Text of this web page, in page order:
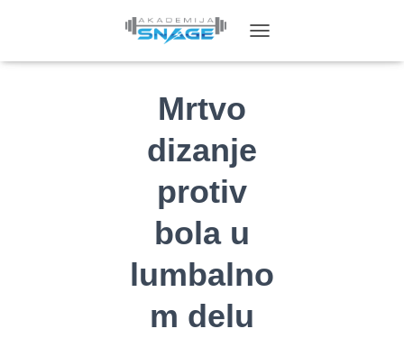
O
I
O
Mrtvo
dizanje
protiv
bola u
lumbalno
m delu